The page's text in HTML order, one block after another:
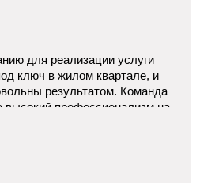
для реализации услуги
ключ в жилом квартале, и
результатом. Команда
высокий профессионализм на
до сдачи готовой
сроками и бюджетом.